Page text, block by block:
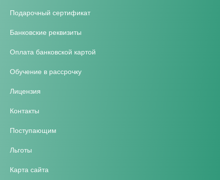
Подарочный сертификат
Банковские реквизиты
Оплата банковской картой
Обучение в рассрочку
Лицензия
Контакты
Поступающим
Льготы
Карта сайта